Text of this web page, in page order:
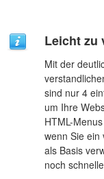
Leicht zu
Mit der
sind nur 4
um Ihre
HTML-
wenn Sie ein
als Basis
noch